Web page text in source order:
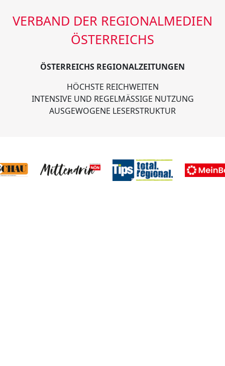
VERBAND DER REGIONALMEDIEN
ÖSTERREICHS
ÖSTERREICHS REGIONALZEITUNGEN
HÖCHSTE REICHWEITEN
INTENSIVE UND REGELMÄSSIGE NUTZUNG
AUSGEWOGENE LESERSTRUKTUR